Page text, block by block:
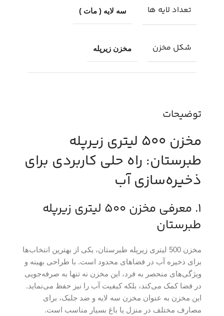
توضیحات
مخزن 500 لیتری زیرپله
طبرستان: راه حلی کاربردی برای
ذخیره‌سازی آب
1. معرفی مخزن 500 لیتری زیرپله
طبرستان
مخزن 500 لیتری زیرپله طبرستان، یکی از بهترین انتخاب‌ها
برای ذخیره آب در فضاهای محدود است. با طراحی بهینه و
ویژگی‌های منحصر به فرد، این مخزن نه تنها به صرفه‌جویی
در فضا کمک می‌کند، بلکه کیفیت آب را نیز حفظ می‌نماید.
این مخزن به عنوان مخزن سه لایه و ضد جلبک، برای
مصارف مختلف در منزل یا باغ بسیار مناسب است.
تعداد لایه ها سه لایه ( مات )
شکل مخزن مخزن زیرپله